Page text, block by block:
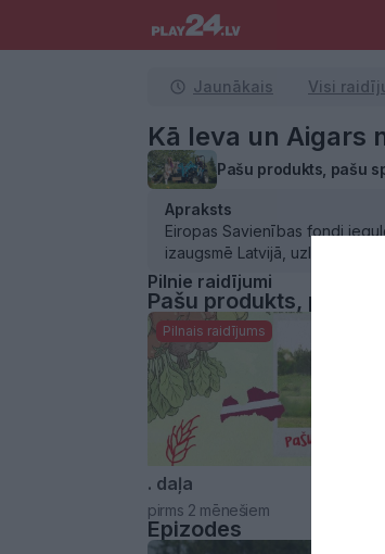
Jaunākais Visi
Kā Ieva un Aigars
Pašu produkts, pašu
Apraksts
Eiropas Savienības fondi
izaugsmē Latvijā, uzlabojot
Pilnie raidījumi
Pašu produkts, pašu
Pilnais raidījums
. daļa
pirms 2 mēnešiem
Epizodes